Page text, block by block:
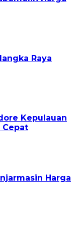
Raya
Kepulauan
Cepat
Harga